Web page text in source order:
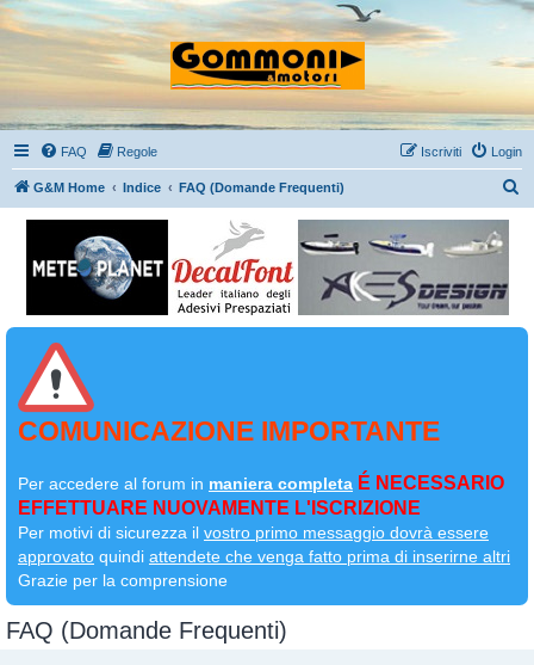
FAQ Regole Login
Iscriviti
G&M Home Indice FAQ (Domande Frequenti)
COMUNICAZIONE IMPORTANTE
Per accedere al forum in maniera completa É NECESSARIO
EFFETTUARE NUOVAMENTE L'ISCRIZIONE
Per motivi di sicurezza il vostro primo messaggio dovrà essere
approvato quindi attendete che venga fatto prima di inserirne altri
Grazie per la comprensione
FAQ (Domande Frequenti)